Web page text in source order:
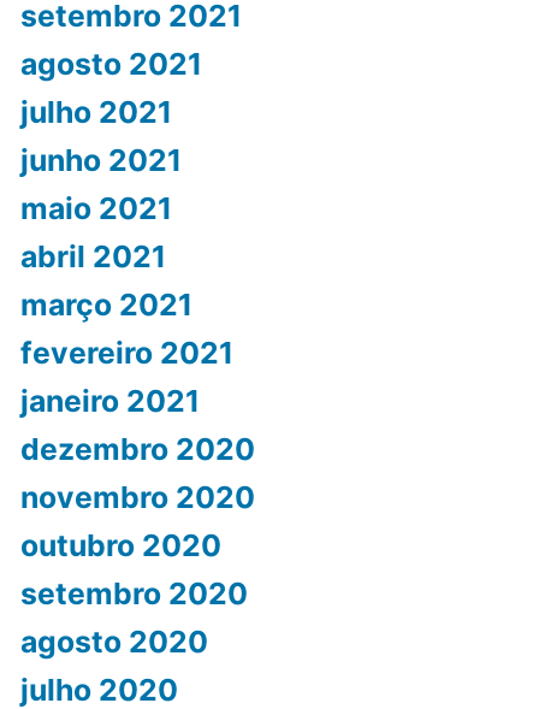
setembro 2021
agosto 2021
julho 2021
junho 2021
maio 2021
abril 2021
março 2021
fevereiro 2021
janeiro 2021
dezembro 2020
novembro 2020
outubro 2020
setembro 2020
agosto 2020
julho 2020